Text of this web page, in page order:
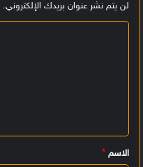
لن يتم نشر عنوان بريدك الإلكتروني.
ي
ق
الاسم *